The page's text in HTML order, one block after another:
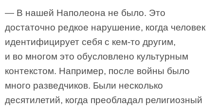
— В нашей Наполеона не было. Это
достаточно редкое нарушение, когда человек
идентифицирует себя с кем-то другим,
и во многом это обусловлено культурным
контекстом. Например, после войны было
много разведчиков. Были несколько
десятилетий, когда преобладал религиозный